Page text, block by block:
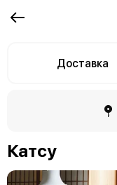
Доставка
Катсу